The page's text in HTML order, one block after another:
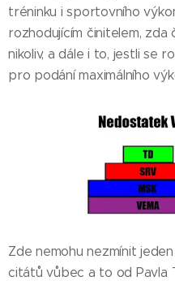
tréninku i sportovního
rozhodujícím činitelem,
nikoliv, a dále i to, jestli se
pro podání maximálního
Zde nemohu nezmínit
citátů vůbec a to od Pavla